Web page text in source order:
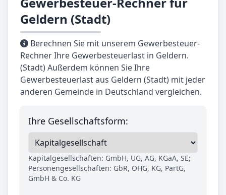
Geldern (Stadt)
Berechnen Sie mit unserem Gewerbesteuer-
Rechner Ihre Gewerbesteuerlast in Geldern.
(Stadt) Außerdem können Sie Ihre
Gewerbesteuerlast aus Geldern (Stadt) mit jeder
anderen Gemeinde in Deutschland vergleichen.
Ihre Gesellschaftsform:
Kapitalgesellschaften: GmbH, UG, AG, KGaA, SE;
Personengesellschaften: GbR, OHG, KG, PartG,
GmbH & Co. KG